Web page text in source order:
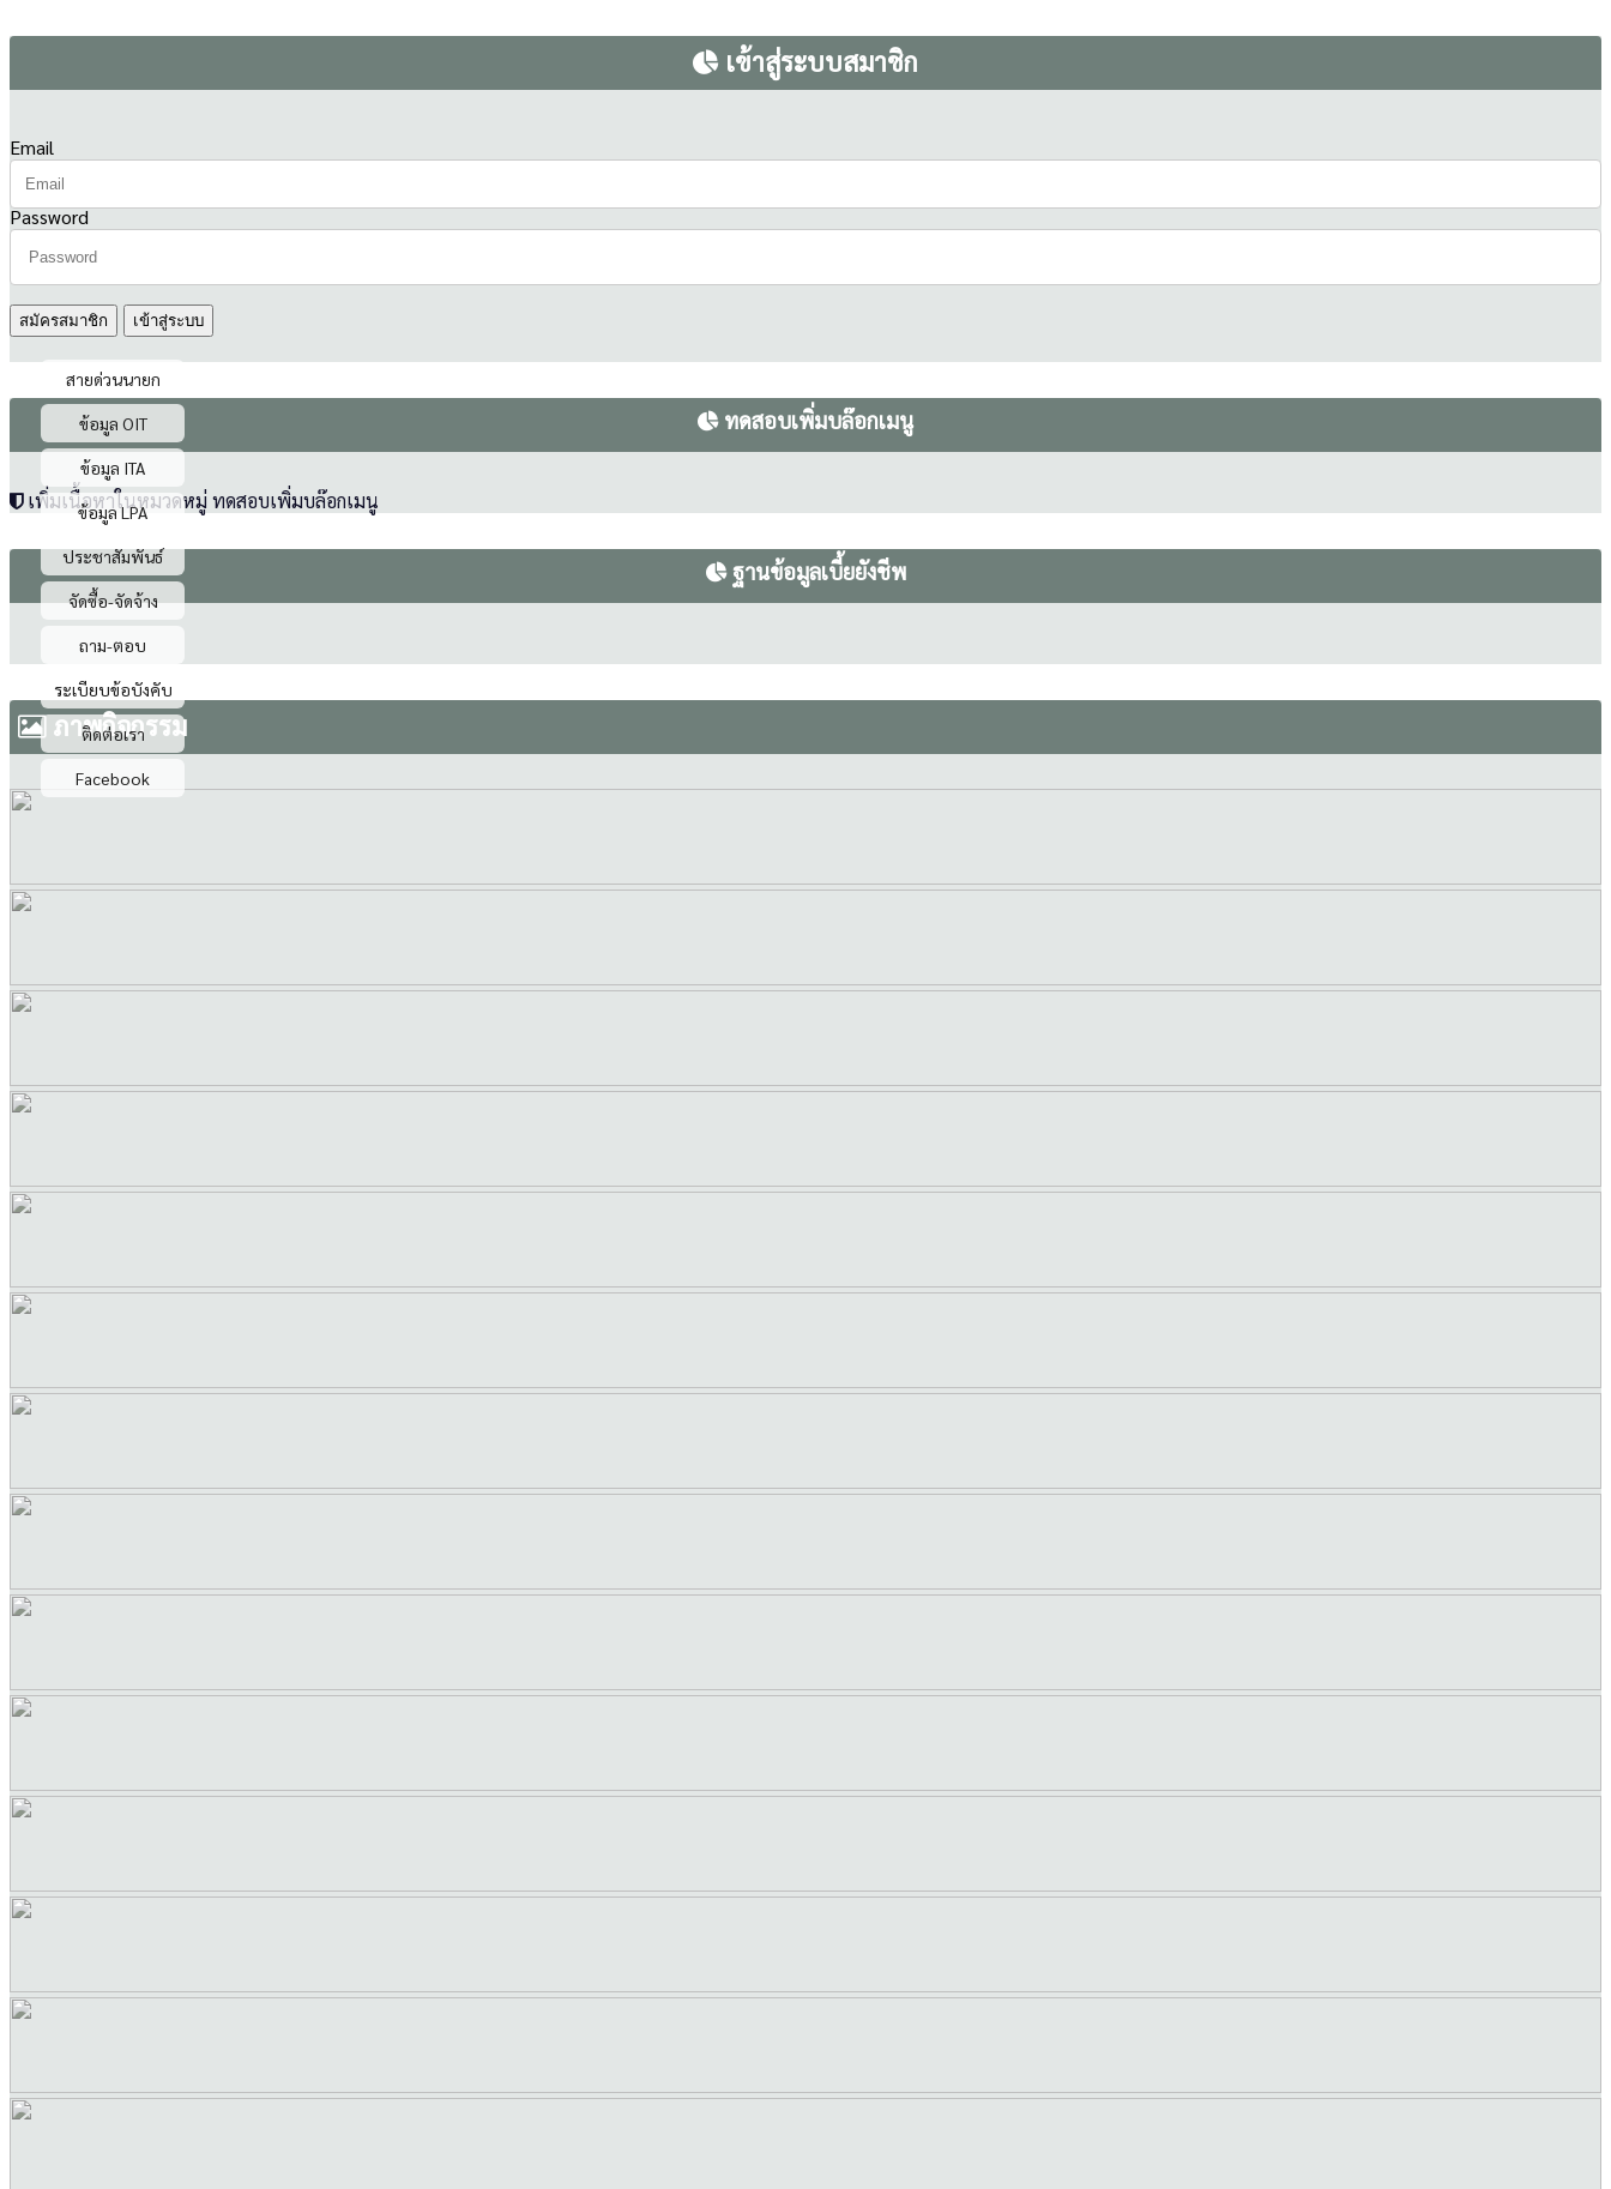
เข้าสู่ระบบสมาชิก
Email
Password
สมัครสมาชิก
ทดสอบเพิ่มบล๊อกเมนู
เพิ่มเนื้อหาในหมวดหมู่ ทดสอบเพิ่มบล๊อกเมนู
ฐานข้อมูลเบี้ยยังชีพ
ภาพกิจกรรม
สายด่วนนายก
ข้อมูล OIT
ข้อมูล ITA
ข้อมูล LPA
ประชาสัมพันธ์
จัดซื้อ-จัดจ้าง
ถาม-ตอบ
ระเบียบข้อบังคับ
ติดต่อเรา
Facebook